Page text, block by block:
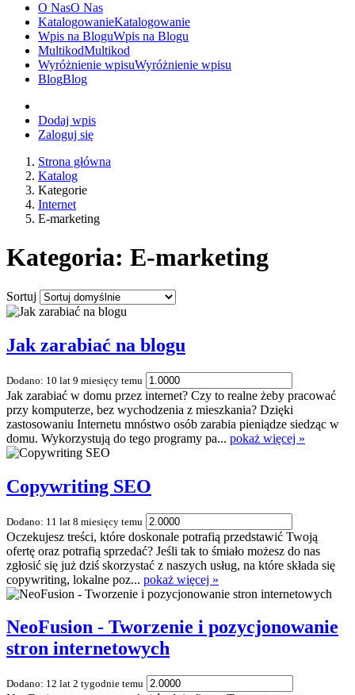
O NasO Nas
KatalogowanieKatalogowanie
Wpis na BloguWpis na Blogu
MultikodMultikod
Wyróżnienie wpisuWyróżnienie wpisu
BlogBlog
Dodaj wpis
Zaloguj się
Strona główna
Katalog
Kategorie
Internet
E-marketing
Kategoria: E-marketing
Sortuj
Jak zarabiać na blogu
Dodano: 10 lat 9 miesięcy temu
Jak zarabiać w domu przez internet? Czy to realne żeby pracować
przy komputerze, bez wychodzenia z mieszkania? Dzięki
zastosowaniu Internetu mnóstwo osób zarabia pieniądze siedząc w
domu. Wykorzystują do tego programy pa... pokaż więcej »
Copywriting SEO
Dodano: 11 lat 8 miesięcy temu
Oczekujesz treści, które doskonale potrafią przedstawić Twoją
ofertę oraz potrafią sprzedać? Jeśli tak to śmiało możesz do nas
zgłosić się już dziś skorzystać z naszych usług, na które składa się
copywriting, lokalne poz... pokaż więcej »
NeoFusion - Tworzenie i pozycjonowanie
stron internetowych
Dodano: 12 lat 2 tygodnie temu